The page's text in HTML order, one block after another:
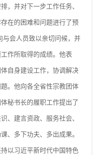
，并对下一步工作任务、
在的困难和问题进行了预
会人员致以亲切问候，并
作所取得的成绩。他表
自身建设工作，协调解决
。他向各全省性宗教团体
秘书长的履职工作提出了
、建言资政、服务社会、
、多下功夫、多出成果。
以习近平新时代中国特色